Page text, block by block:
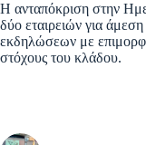
Η ανταπόκριση στην
δύο εταιρειών για
εκδηλώσεων με
στόχους του κλάδου.